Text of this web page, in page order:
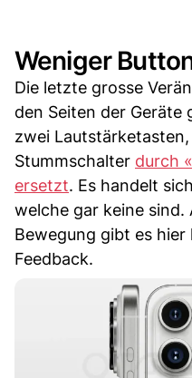
Weniger
Die letzte grosse
den Seiten der Geräte
zwei
Stummschalter durch
ersetzt. Es handelt
welche gar keine sind.
Bewegung gibt es
Feedback.